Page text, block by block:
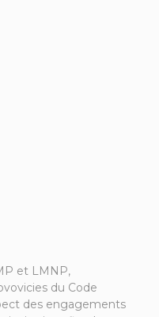
et LMNP,
du Code
des engagements